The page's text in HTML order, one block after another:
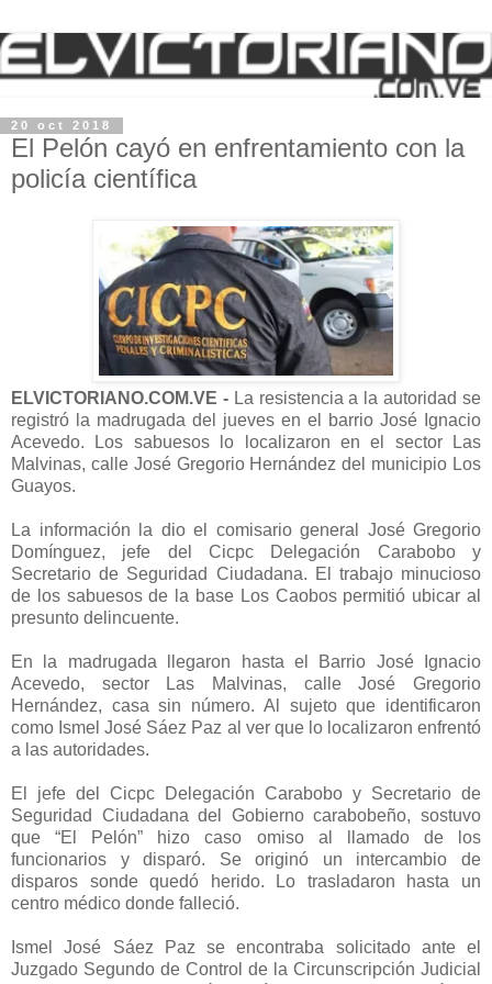
20 oct 2018
El Pelón cayó en enfrentamiento con la
policía científica
ELVICTORIANO.COM.VE - La resistencia a la autoridad se
registró la madrugada del jueves en el barrio José Ignacio
Acevedo. Los sabuesos lo localizaron en el sector Las
Malvinas, calle José Gregorio Hernández del municipio Los
Guayos.
La información la dio el comisario general José Gregorio
Domínguez, jefe del Cicpc Delegación Carabobo y
Secretario de Seguridad Ciudadana. El trabajo minucioso
de los sabuesos de la base Los Caobos permitió ubicar al
presunto delincuente.
En la madrugada llegaron hasta el Barrio José Ignacio
Acevedo, sector Las Malvinas, calle José Gregorio
Hernández, casa sin número. Al sujeto que identificaron
como Ismel José Sáez Paz al ver que lo localizaron enfrentó
a las autoridades.
El jefe del Cicpc Delegación Carabobo y Secretario de
Seguridad Ciudadana del Gobierno carabobeño, sostuvo
que “El Pelón” hizo caso omiso al llamado de los
funcionarios y disparó. Se originó un intercambio de
disparos sonde quedó herido. Lo trasladaron hasta un
centro médico donde falleció.
Ismel José Sáez Paz se encontraba solicitado ante el
Juzgado Segundo de Control de la Circunscripción Judicial